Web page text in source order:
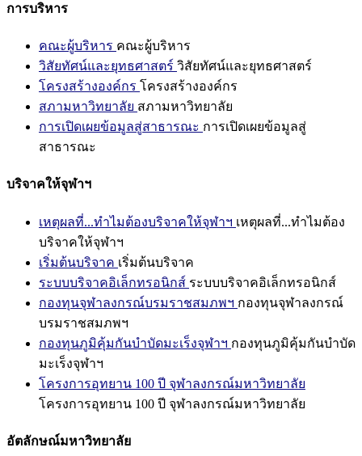
การบริหาร
คณะผู้บริหาร คณะผู้บริหาร
วิสัยทัศน์และยุทธศาสตร์ วิสัยทัศน์และยุทธศาสตร์
โครงสร้างองค์กร โครงสร้างองค์กร
สภามหาวิทยาลัย สภามหาวิทยาลัย
การเปิดเผยข้อมูลสู่สาธารณะ การเปิดเผยข้อมูลสู่
สาธารณะ
บริจาคให้จุฬาฯ
เหตุผลที่...ทำไมต้องบริจาคให้จุฬาฯ เหตุผลที่...ทำไมต้อง
บริจาคให้จุฬาฯ
เริ่มต้นบริจาค เริ่มต้นบริจาค
ระบบบริจาคอิเล็กทรอนิกส์ ระบบบริจาคอิเล็กทรอนิกส์
กองทุนจุฬาลงกรณ์บรมราชสมภพฯ กองทุนจุฬาลงกรณ์
บรมราชสมภพฯ
กองทุนภูมิคุ้มกันบำบัดมะเร็งจุฬาฯ กองทุนภูมิคุ้มกันบำบัด
มะเร็งจุฬาฯ
โครงการอุทยาน 100 ปี จุฬาลงกรณ์มหาวิทยาลัย
โครงการอุทยาน 100 ปี จุฬาลงกรณ์มหาวิทยาลัย
อัตลักษณ์มหาวิทยาลัย